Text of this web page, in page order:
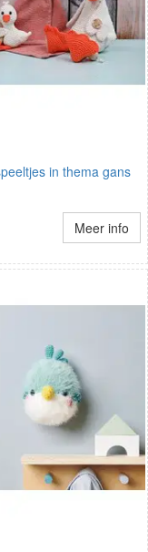
in thema gans
Meer info